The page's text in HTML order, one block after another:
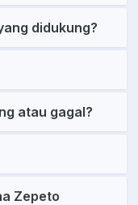
didukung?
atau gagal?
Zepeto